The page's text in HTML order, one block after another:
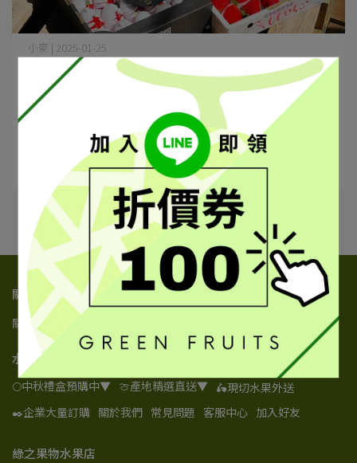
草莓控尖叫！適合送禮的日本草莓禮盒
TOP5，建議收藏！📦
小麥 | 2025-01-25
日本的草莓不僅顏值爆表，甜度和香氣更是讓人一試成主
顧！😍 如果你正在煩惱過年、生⋯
閱讀更多 ->
關於我們
關於我們
水果目錄
🌕中秋禮盒預購中▼ 🍈產地精選直送▼ 🛵現切水果外送
✒️企業大量訂購 關於我們 常見問題 客服中心 加入好友
綠之果物水果店